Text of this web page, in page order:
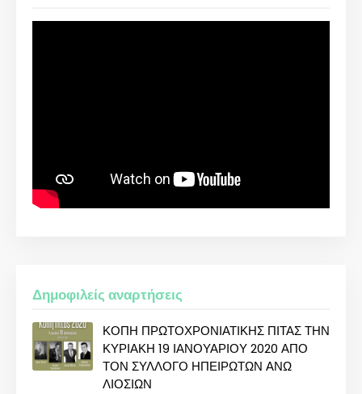
Δημοφιλείς αναρτήσεις
ΚΟΠΗ ΠΡΩΤΟΧΡΟΝΙΑΤΙΚΗΣ ΠΙΤΑΣ ΤΗΝ
ΚΥΡΙΑΚΗ 19 ΙΑΝΟΥΑΡΙΟΥ 2020 ΑΠΟ
ΤΟΝ ΣΥΛΛΟΓΟ ΗΠΕΙΡΩΤΩΝ ΑΝΩ
ΛΙΟΣΙΩΝ